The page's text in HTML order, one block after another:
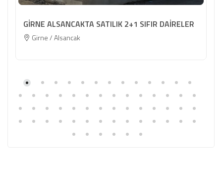
GİRNE ALSANCAKTA SATILIK 2+1 SIFIR DAİRELER
Girne / Alsancak